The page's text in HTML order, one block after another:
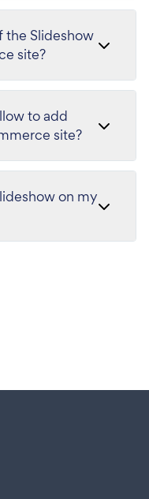
the Slideshow
site?
to add
site?
on my